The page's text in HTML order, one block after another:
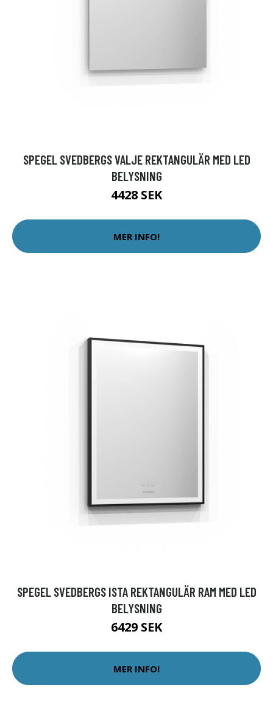
SPEGEL SVEDBERGS VALJE REKTANGULÄR MED LED
BELYSNING
4428 SEK
MER INFO!
SPEGEL SVEDBERGS ISTA REKTANGULÄR RAM MED LED
BELYSNING
6429 SEK
MER INFO!